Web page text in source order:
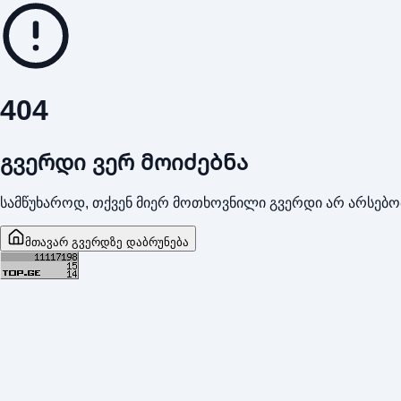
404
გვერდი ვერ მოიძებნა
სამწუხაროდ, თქვენ მიერ მოთხოვნილი გვერდი არ
მთავარ გვერდზე დაბრუნება